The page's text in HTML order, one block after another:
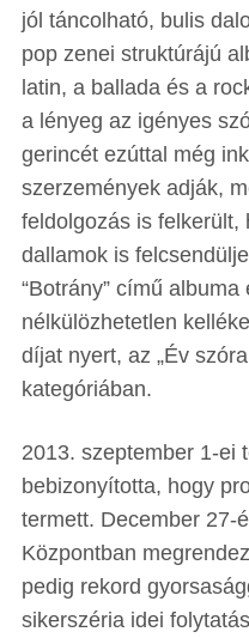
jól táncolható, bulis
pop zenei struktúrájú
latin, a ballada és a
a lényeg az igényes
gerincét ezúttal még
szerzemények adják,
feldolgozás is felkerült,
dallamok is
“Botrány” című
nélkülözhetetlen
díjat nyert, az „Év
kategóriában.
2013. szeptember 1-ei
bebizonyította, hogy
termett. December 27-
Központban
pedig rekord
sikerszéria idei